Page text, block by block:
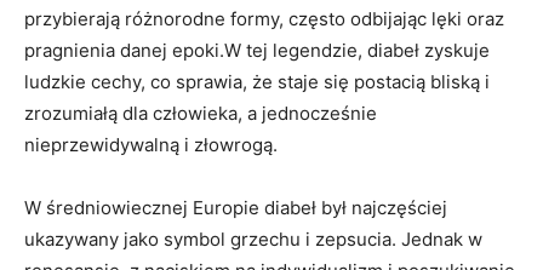
przybierają różnorodne formy, często odbijając lęki oraz
pragnienia danej epoki.W tej legendzie, diabeł zyskuje
ludzkie cechy, co sprawia, że staje się postacią bliską i
zrozumiałą dla człowieka, a jednocześnie
nieprzewidywalną i złowrogą.
W średniowiecznej Europie diabeł był najczęściej
ukazywany jako symbol grzechu i zepsucia. Jednak w